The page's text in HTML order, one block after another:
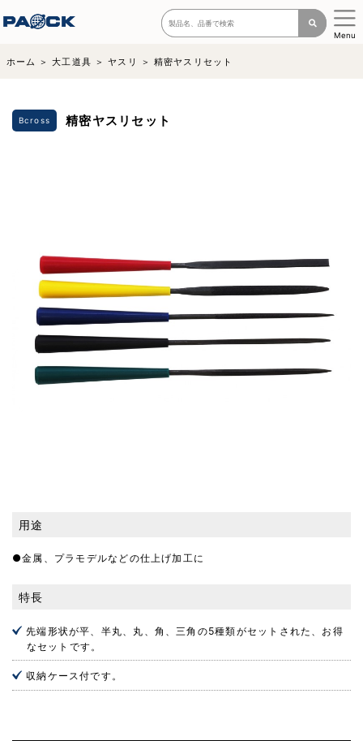
Menu
ホーム 大工道具 ヤスリ 精密ヤスリセット
Bcross 精密ヤスリセット
用途
●金属、プラモデルなどの仕上げ加工に
特長
先端形状が平、半丸、丸、角、三角の5種類がセットされた、お得
なセットです。
収納ケース付です。